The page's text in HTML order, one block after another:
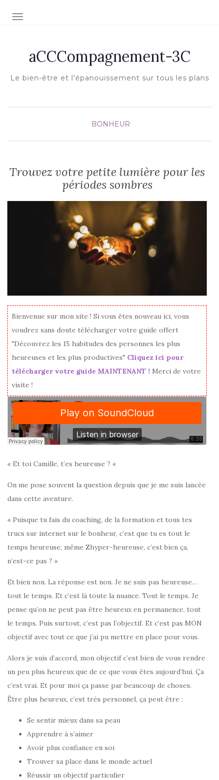
Afficher/masquer la navigation
aCCCompagnement-3C
Le bien-être et l'épanouissement sur tous les plans
BONHEUR
Trouvez votre petite lumière pour les
périodes sombres
Bienvenue sur mon site ! Si vous êtes nouveau ici, vous
voudrez sans doute télécharger votre guide offert
"Découvrez les 15 habitudes des personnes les plus
heureuses et les plus productives" Cliquez ici pour
télécharger votre guide MAINTENANT ! Merci de votre
visite !
« Et toi Camille, t’es heureuse ? «
On me pose souvent la question depuis que je me suis lancée
dans cette aventure.
« Puisque tu fais du coaching, de la formation et tous tes
trucs sur internet sur le bonheur, c’est que tu es tout le
temps heureuse, même Zhyper-heureuse, c’est bien ça,
n’est-ce pas ? »
Et bien non. La réponse est non. Je ne suis pas heureuse…
tout le temps. Et c’est là toute la nuance. Tout le temps. Je
pense qu’on ne peut pas être heureux en permanence, tout
le temps. Puis surtout, c’est pas l’objectif. Et c’est pas MON
objectif avec tout ce que j’ai pu mettre en place pour vous.
Alors je suis d’accord, mon objectif c’est bien de vous rendre
un peu plus heureux que de ce que vous êtes aujourd’hui. Ça
c’est vrai. Et pour moi ça passe par beaucoup de choses.
Être plus heureux, c’est très personnel, ça peut être :
Se sentir mieux dans sa peau
Apprendre à s’aimer
Avoir plus confiance en soi
Trouver sa place dans le monde actuel
Réussir un objectif particulier